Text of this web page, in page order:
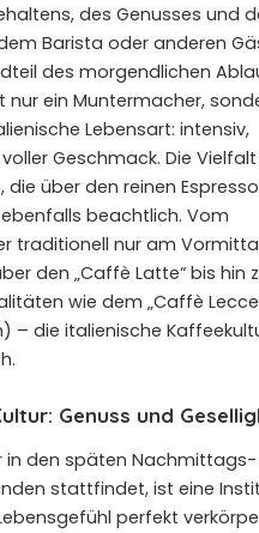
des Genusses und
Barista oder anderen
des morgendlichen
nur ein Muntermacher,
Lebensart: intensiv,
Geschmack. Die
über den reinen Espresso
beachtlich. Vom
traditionell nur am
den „Caffè Latte“ bis hin
wie dem „Caffè
– die italienische
Genuss und
in den späten
stattfindet, ist eine
perfekt